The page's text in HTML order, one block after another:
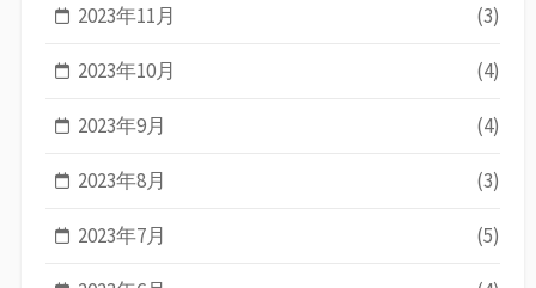
2023年11月 (3)
2023年10月 (4)
2023年9月 (4)
2023年8月 (3)
2023年7月 (5)